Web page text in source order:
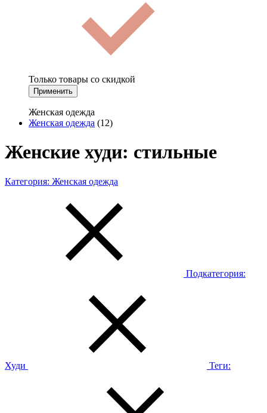
Только товары со скидкой
Применить
Женская одежда
Женская одежда (12)
Женские худи: стильные
Категория: Женская одежда
Подкатегория:
Худи Теги: